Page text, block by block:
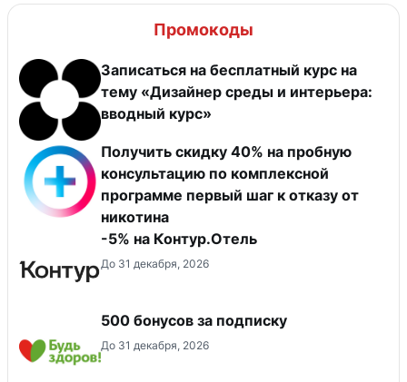
Промокоды
Записаться на бесплатный курс на
тему «Дизайнер среды и интерьера:
вводный курс»
Получить скидку 40% на пробную
консультацию по комплексной
программе первый шаг к отказу от
никотина
-5% на Контур.Отель
До 31 декабря, 2026
500 бонусов за подписку
До 31 декабря, 2026